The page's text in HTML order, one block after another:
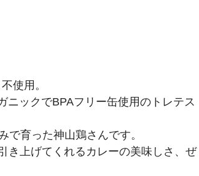
使用。
ニックでBPAフリー缶使用のトレテス
で育った神山鶏さんです。
き上げてくれるカレーの美味しさ、ぜ